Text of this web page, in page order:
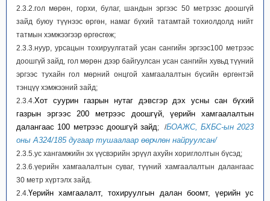
2.3.2.гол мөрөн, горхи, булаг, шандын эргээс 50 метрээс доошгүй
зайд буюу түүнээс өргөн, намаг бүхий татамтай тохиолдолд нийт
татмын хэмжээгээр өргөсгөж;
2.3.3.нуур, урсацын тохируулгатай усан сангийн эргээс100 метрээс
доошгүй зайд, гол мөрөн дээр байгуулсан усан сангийн хувьд түүний
эргээс тухайн гол мөрний онцгой хамгаалалтын бүсийн өргөнтэй
тэнцүү хэмжээний зайд;
2.3.4.Хот суурин газрын нутаг дэвсгэр дэх усны сан бүхий
газрын эргээс 200 метрээс доошгүй, үерийн хамгаалалтын
далангаас 100 метрээс доошгүй зайд; /БОАЖС, БХБС-ын 2023
оны А324/185 дугаар тушаалаар өөрчлөн найруулсан/
2.3.5.ус хангамжийн эх үүсвэрийн эрүүл ахуйн хориглолтын бүсэд;
2.3.6.үерийн хамгаалалтын суваг, түүний хамгаалалтын далангаас
30 метр хүртэлх зайд.
2.4.Үерийн хамгаалалт, тохируулгын далан боомт, үерийн ус